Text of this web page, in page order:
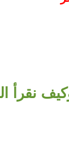
نقرأ